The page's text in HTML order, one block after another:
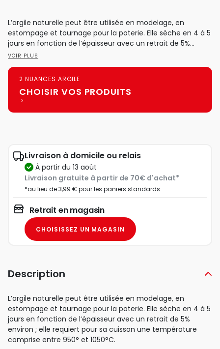
L’argile naturelle peut être utilisée en modelage, en
estompage et tournage pour la poterie. Elle sèche en 4 à 5
jours en fonction de l’épaisseur avec un retrait de 5%...
VOIR PLUS
2 NUANCES ARGILE
CHOISIR VOS PRODUITS
Livraison à domicile ou relais
à partir du 13 août
Livraison gratuite à partir de 70€ d'achat*
*au lieu de 3,99 € pour les paniers standards
Retrait en magasin
CHOISISSEZ UN MAGASIN
Description
L’argile naturelle peut être utilisée en modelage, en
estompage et tournage pour la poterie. Elle sèche en 4 à 5
jours en fonction de l’épaisseur avec un retrait de 5%
environ ; elle requiert pour sa cuisson une température
comprise entre 950° et 1050°C.